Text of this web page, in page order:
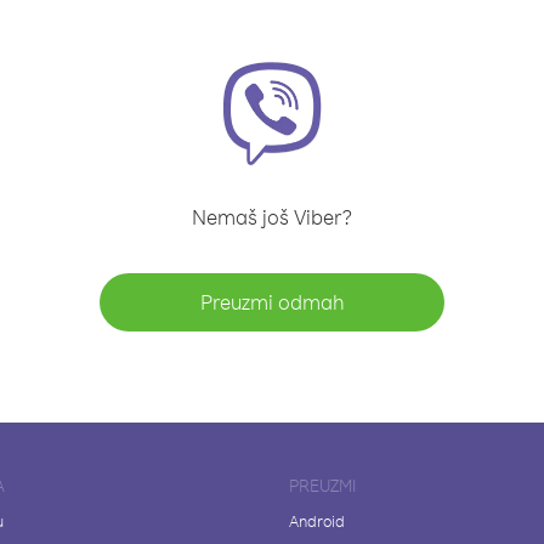
Nemaš još Viber?
Preuzmi odmah
PREUZMI
Android